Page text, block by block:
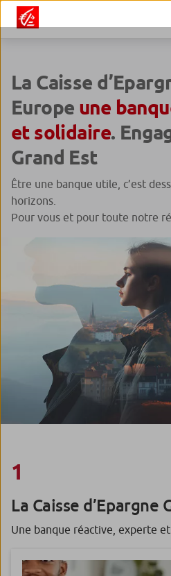
La Caisse
Europe une
et solidaire.
Grand Est
Être une banque utile, c’est
horizons.
Pour vous et pour toute notre
1
La Caisse d’Epargne
Une banque réactive, experte